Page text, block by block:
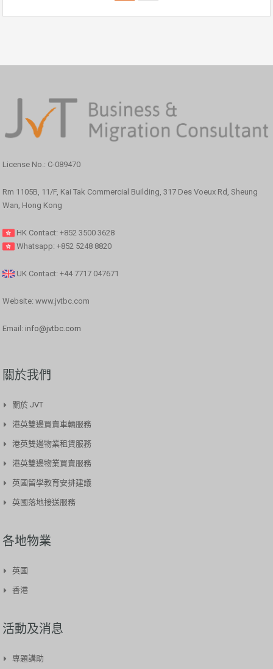
License No.: C-089470
Rm 1105B, 11/F, Kai Tak Commercial Building, 317 Des Voeux Rd, Sheung
Wan, Hong Kong
HK Contact: +852 3500 3628
Whatsapp: +852 5248 8820
UK Contact: +44 7717 047671
Website: www.jvtbc.com
Email: info@jvtbc.com
關於我們
關於 JVT
港英雙邊買賣車輛服務​
港英雙邊物業租賃服務
港英雙邊物業買賣服務
英國留學教育安排建議
英國落地接送服務
各地物業
英國
香港
活動及消息
專題講助